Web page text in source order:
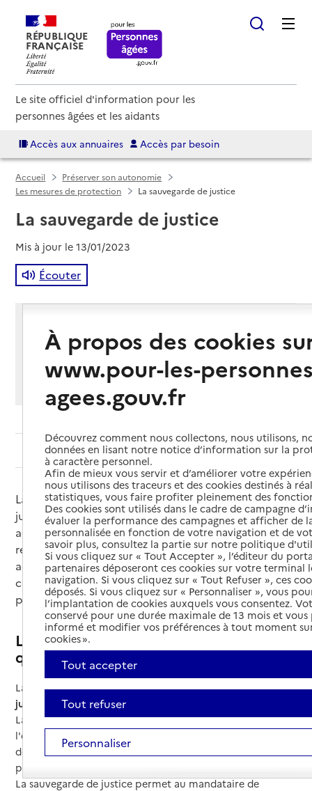
RÉPUBLIQUE
FRANÇAISE
Le site officiel d'information pour les
personnes âgées et les aidants
Accès aux annuaires Accès par besoin
Accueil
Préserver son autonomie
Les mesures de protection
La sauvegarde de justice
La sauvegarde de justice
Mis à jour le13/01/2023
Écouter
ImprimerPartager par email
Partager sur Facebook
Partager sur X
Partager sur Linkedin
Si vous souhaitez partager sur Facebook, LinkedIn, X et
autoriser le dépôt de cookies
Sommaire
La sauvegarde de justice est la mesure de protection
juridique la plus courte. Un mandataire spécial
accompagne la personne protégée dans la
réalisation de certains actes. Elle cesse quand ces
actes ont été réalisés ou qu’une mesure plus
contraignante (tutelle, curatelle) a été mise en
place.
La sauvegarde de justice : qu’est-ce
que c’est ?
La sauvegarde de justice estune mesure de protection
juridique
.
La personne sous sauvegarde de justice conserve
l'exercice de ses droits. Un mandataire spécial peut être
désigné par le juge pour accomplir un ou plusieurs actes
précis (par exemple : vente d’un bien immobilier).
La sauvegarde de justice permet au mandataire de
À propos des cookies
www.pour-les-
agees.gouv.fr
Découvrez comment nous collectons, nous utilisons,
données en lisant notre notice d’information sur la
à caractère personnel.
Afin de mieux vous servir et d’améliorer votre
nous utilisons des traceurs et des cookies destinés à
statistiques, vous faire profiter pleinement des
Des cookies sont utilisés dans le cadre de campagne
évaluer la performance des campagnes et afficher de
personnalisée en fonction de votre navigation et de
savoir plus, consultez la partie sur notre politique
Si vous cliquez sur « Tout Accepter », l’éditeur du
partenaires déposeront ces cookies sur votre terminal
navigation. Si vous cliquez sur « Tout Refuser », ces
déposés. Si vous cliquez sur « Personnaliser », vous
l’implantation de cookies auxquels vous consentez.
conservé pour une durée maximale de 13 mois et
informé et modifier vos préférences à tout moment
cookies ».
Tout accepter
Tout refuser
Personnaliser